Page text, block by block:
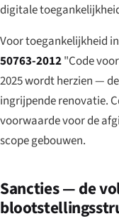
digitale
Voor toegankelijkheid
50763-2012"Code
2025 wordt herzien —
ingrijpende renovatie.
voorwaarde voor de
scope gebouwen.
Sancties — de